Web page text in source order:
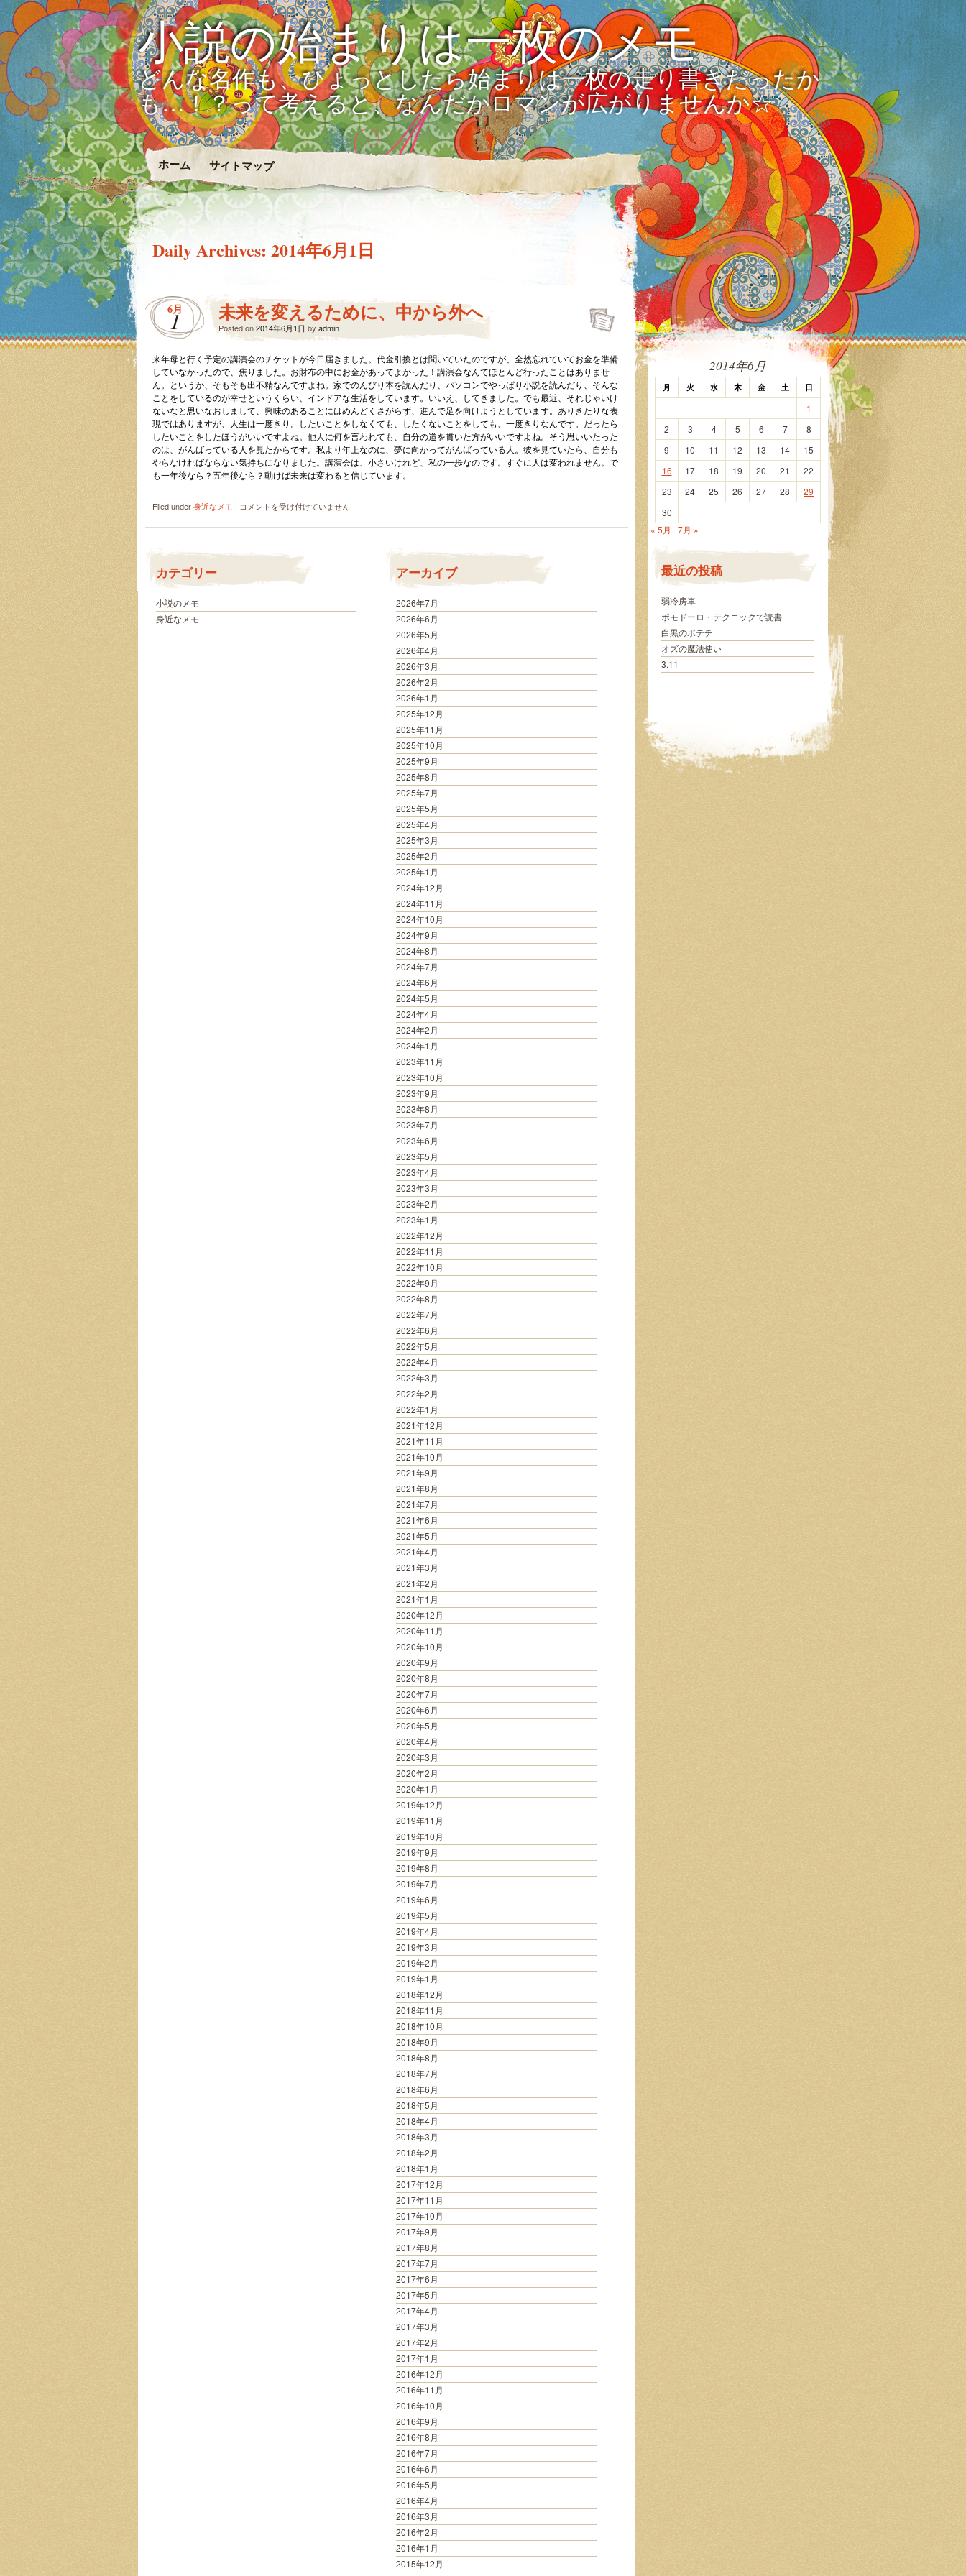
小説の始まりは一枚のメモ
どんな名作も、ひょっとしたら始まりは一枚の走り書きだったか
も…！？って考えると、なんだかロマンが広がりませんか☆
ホーム サイトマップ
Daily Archives: 2014年6月1日
6月
1 未来を変えるために、中から外へ
Posted on2014年6月1日 by admin
来年母と行く予定の講演会のチケットが今日届きました。代金引換とは聞いていたのですが、全然忘れていてお金を準備
していなかったので、焦りました。お財布の中にお金があってよかった！講演会なんてほとんど行ったことはありませ
ん。というか、そもそも出不精なんですよね。家でのんびり本を読んだり、パソコンでやっぱり小説を読んだり、そんな
ことをしているのが幸せというくらい、インドアな生活をしています。いいえ、してきました。でも最近、それじゃいけ
ないなと思いなおしまして、興味のあることにはめんどくさがらず、進んで足を向けようとしています。ありきたりな表
現ではありますが、人生は一度きり。したいことをしなくても、したくないことをしても、一度きりなんです。だったら
したいことをしたほうがいいですよね。他人に何を言われても、自分の道を貫いた方がいいですよね。そう思いいたった
のは、がんばっている人を見たからです。私より年上なのに、夢に向かってがんばっている人。彼を見ていたら、自分も
やらなければならない気持ちになりました。講演会は、小さいけれど、私の一歩なのです。すぐに人は変われません。で
も一年後なら？五年後なら？動けば未来は変わると信じています。
Filed under身近なメモ | 未
を
え
た
に、
コメントを受け付けていません
カテゴリー
小説のメモ
身近なメモ
アーカイブ
2026年7月
2026年6月
2026年5月
2026年4月
2026年3月
2026年2月
2026年1月
2025年12月
2025年11月
2025年10月
2025年9月
2025年8月
2025年7月
2025年5月
2025年4月
2025年3月
2025年2月
2025年1月
2024年12月
2024年11月
2024年10月
2024年9月
2024年8月
2024年7月
2024年6月
2024年5月
2024年4月
2024年2月
2024年1月
2023年11月
2023年10月
2023年9月
2023年8月
2023年7月
2023年6月
2023年5月
2023年4月
2023年3月
2023年2月
2023年1月
2022年12月
2022年11月
2022年10月
2022年9月
2022年8月
2022年7月
2022年6月
2022年5月
2022年4月
2022年3月
2022年2月
2022年1月
2021年12月
2021年11月
2021年10月
2021年9月
2021年8月
2021年7月
2021年6月
2021年5月
2021年4月
2021年3月
2021年2月
2021年1月
2020年12月
2020年11月
2020年10月
2020年9月
2020年8月
2020年7月
2020年6月
2020年5月
2020年4月
2020年3月
2020年2月
2020年1月
2019年12月
2019年11月
2019年10月
2019年9月
2019年8月
2019年7月
2019年6月
2019年5月
2019年4月
2019年3月
2019年2月
2019年1月
2018年12月
2018年11月
2018年10月
2018年9月
2018年8月
2018年7月
2018年6月
2018年5月
2018年4月
2018年3月
2018年2月
2018年1月
2017年12月
2017年11月
2017年10月
2017年9月
2017年8月
2017年7月
2017年6月
2017年5月
2017年4月
2017年3月
2017年2月
2017年1月
2016年12月
2016年11月
2016年10月
2016年9月
2016年8月
2016年7月
2016年6月
2016年5月
2016年4月
2016年3月
2016年2月
2016年1月
2015年12月
2014年6月
月 火 水 木 金 土 日
1
2
3 4 5 6 7
8
9
10 11 12 13 14
15
16
17 18 19 20 21
22
23
24 25 26 27 28
29
30
« 5月
7月 »
最近の投稿
弱冷房車
ポモドーロ・テクニックで読書
白黒のポテチ
オズの魔法使い
3.11